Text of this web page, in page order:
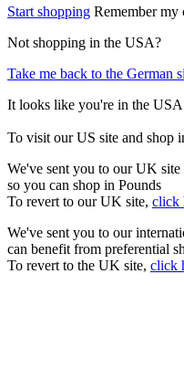
Start shopping Remember my
Not shopping in the USA?
Take me back to the German
It looks like you're in the USA
To visit our US site and shop
We've sent you to our UK site
so you can shop in Pounds
To revert to our UK site, click
We've sent you to our
can benefit from preferential
To revert to the UK site, click